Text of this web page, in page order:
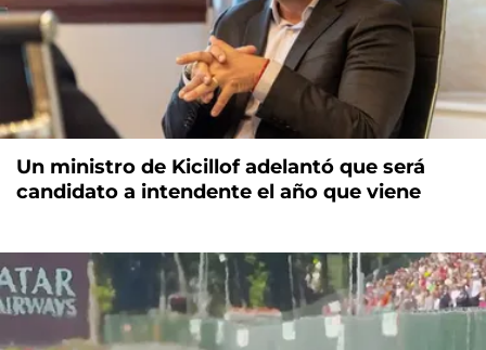
Un ministro de Kicillof adelantó que será
candidato a intendente el año que viene